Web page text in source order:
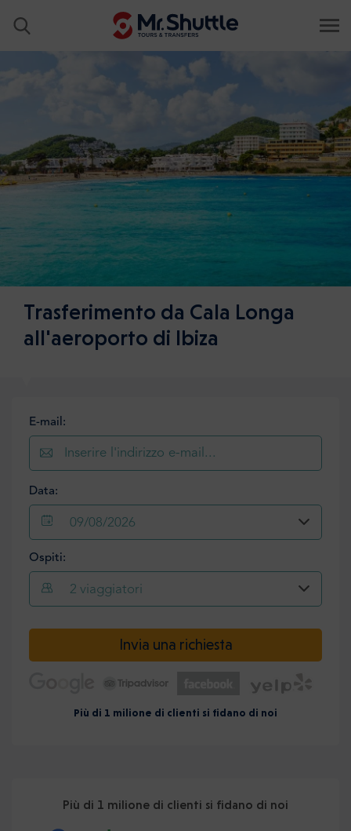
Trasferimento da Cala Longa
all'aeroporto di Ibiza
E-mail:
Data:
09/08/2026
Ospiti:
2 viaggiatori
Invia una richiesta
Più di 1 milione di clienti si fidano di noi
Più di 1 milione di clienti si fidano di noi